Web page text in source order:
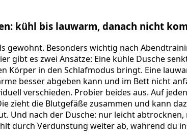
kühl bis lauwarm, danach nicht
gewohnt. Besonders wichtig nach
gibt es zwei Ansätze: Eine kühle Dusche
Körper in den Schlafmodus bringt. Eine
besser abgeben kann und im Bett nicht
verschieden. Probier beides aus. Auf
zieht die Blutgefäße zusammen und kann
Und nach der Dusche: nur leicht
durch Verdunstung weiter ab, während du